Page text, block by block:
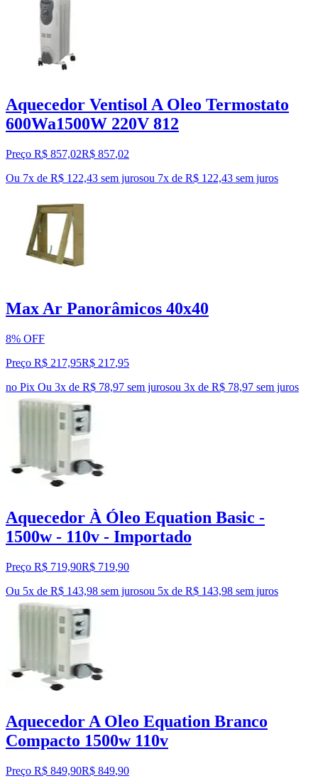
Aquecedor Ventisol A Oleo Termostato
600Wa1500W 220V 812
Preço R$ 857,02R$ 857,02
Ou 7x de R$ 122,43 sem jurosou 7x de R$ 122,43 sem juros
Max Ar Panorâmicos 40x40
8% OFF
Preço R$ 217,95R$ 217,95
no Pix Ou 3x de R$ 78,97 sem jurosou 3x de R$ 78,97 sem juros
Aquecedor À Óleo Equation Basic -
1500w - 110v - Importado
Preço R$ 719,90R$ 719,90
Ou 5x de R$ 143,98 sem jurosou 5x de R$ 143,98 sem juros
Aquecedor A Oleo Equation Branco
Compacto 1500w 110v
Preço R$ 849,90R$ 849,90